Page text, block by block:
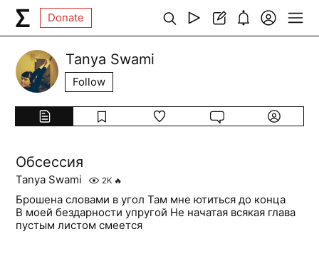
Donate
Tanya Swami
Follow
Обсессия
Tanya Swami 2K 🔥
Брошена словами в угол Там мне ютиться до конца
В моей бездарности упругой Не начатая всякая глава
пустым листом смеется